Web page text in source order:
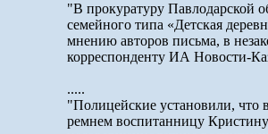
"В прокуратуру Павлодарской
семейного типа «Детская
мнению авторов письма, в
корреспонденту ИА Новости-
.....
"Полицейские установили, что
ремнем воспитанницу